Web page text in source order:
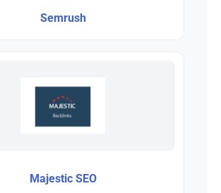
Semrush
Majestic SEO